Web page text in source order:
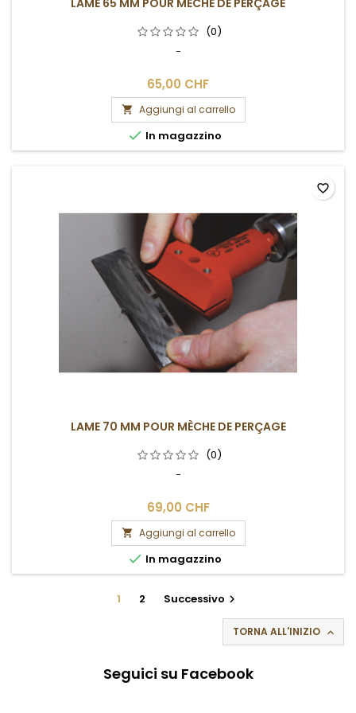
(0)
-
65,00 CHF
 Aggiungi al carrello
 In magazzino
LAME 70 MM POUR MÈCHE DE PERÇAGE
(0)
-
69,00 CHF
 Aggiungi al carrello
 In magazzino
favorite_border
1 2 Successivo 
TORNA ALL'INIZIO 
Seguici su Facebook